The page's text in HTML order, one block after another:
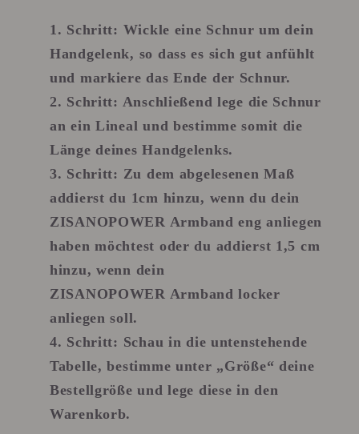
Schritt: Wickle eine Schnur um dein
Handgelenk, so dass es sich gut anfühlt
und markiere das Ende der Schnur.
Schritt: Anschließend lege die Schnur
an ein Lineal und bestimme somit die
Länge deines Handgelenks.
Schritt: Zu dem abgelesenen Maß
addierst du 1cm hinzu, wenn du dein
ZISANOPOWER Armband eng anliegen
haben möchtest oder du addierst 1,5 cm
hinzu, wenn dein
ZISANOPOWER Armband locker
anliegen soll.
Schritt: Schau in die untenstehende
Tabelle, bestimme unter „Größe“ deine
Bestellgröße und lege diese in den
Warenkorb.